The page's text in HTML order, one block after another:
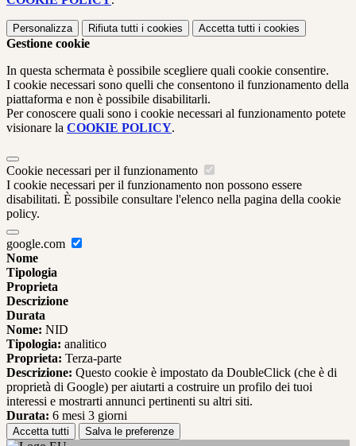
Personalizza Rifiuta tutti i cookies Accetta tutti i cookies
Gestione cookie
In questa schermata è possibile scegliere quali cookie consentire.
I cookie necessari sono quelli che consentono il funzionamento della
piattaforma e non è possibile disabilitarli.
Per conoscere quali sono i cookie necessari al funzionamento potete
visionare la COOKIE POLICY.
Cookie necessari per il funzionamento
I cookie necessari per il funzionamento non possono essere
disabilitati. È possibile consultare l'elenco nella pagina della cookie
policy.
google.com
Nome
Tipologia
Proprieta
Descrizione
Durata
Nome: NID
Tipologia: analitico
Proprieta: Terza-parte
Descrizione: Questo cookie è impostato da DoubleClick (che è di
proprietà di Google) per aiutarti a costruire un profilo dei tuoi
interessi e mostrarti annunci pertinenti su altri siti.
Durata: 6 mesi 3 giorni
Accetta tutti Salva le preferenze